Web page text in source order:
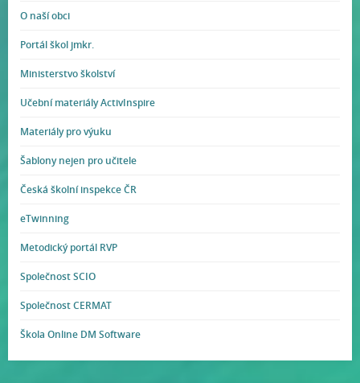
O naší obci
Portál škol jmkr.
Ministerstvo školství
Učební materiály ActivInspire
Materiály pro výuku
Šablony nejen pro učitele
Česká školní inspekce ČR
eTwinning
Metodický portál RVP
Společnost SCIO
Společnost CERMAT
Škola Online DM Software